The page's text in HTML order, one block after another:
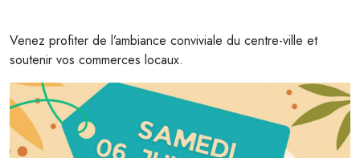
Venez profiter de l’ambiance conviviale du centre-ville et
soutenir vos commerces locaux.